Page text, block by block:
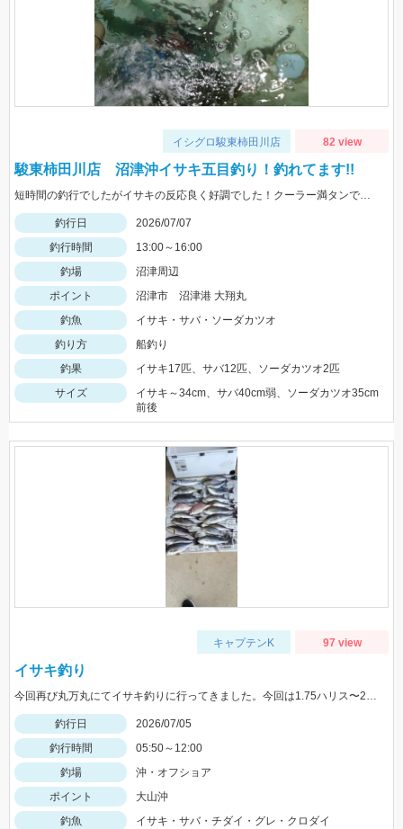
イシグロ駿東柿田川店 82 view
駿東柿田川店 沼津沖イサキ五目釣り！釣れてます!!
短時間の釣行でしたがイサキの反応良く好調でした！クーラー満タンで早上がりしました！ハリス4号4～6ｍ2本から3本針を使用しました。
釣行日
2026/07/07
釣行時間
13:00～16:00
釣場
沼津周辺
ポイント
沼津市 沼津港 大翔丸
釣魚
イサキ・サバ・ソーダカツオ
釣り方
船釣り
釣果
イサキ17匹、サバ12匹、ソーダカツオ2匹
サイズ
イサキ～34cm、サバ40cm弱、ソーダカツオ35cm
前後
キャプテンK 97 view
イサキ釣り
今回再び丸万丸にてイサキ釣りに行ってきました。今回は1.75ハリス〜2.5ハリスを中心に使いました。餌はクリスタルクリル、ハイブリッドクロスオキアミタイプ、ハイブリッドクロスF10タイプの三種を用意しましたがオキアミタイプとクリスタルクリルの二つが食いが良かったです。釣り方は船長の指示棚を聞いたあと仕掛け分を落としたあとそこから１メートル刻みでコマセを巻いて棚を合わせましょう。
釣行日
2026/07/05
釣行時間
05:50～12:00
釣場
沖・オフショア
ポイント
大山沖
釣魚
イサキ・サバ・チダイ・グレ・クロダイ